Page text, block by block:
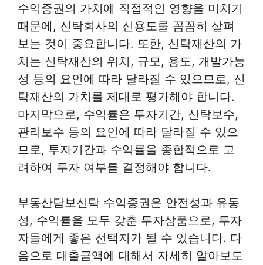
수익증권의 가치에 직접적인 영향을 미치기
때문에, 신탁회사의 신용도를 꼼꼼히 살펴
보는 것이 중요합니다. 또한, 신탁재산의 가
치는 신탁재산의 위치, 규모, 용도, 개발가능
성 등의 요인에 따라 달라질 수 있으므로, 신
탁재산의 가치를 제대로 평가해야 합니다.
마지막으로, 수익률은 투자기간, 신탁보수,
관리보수 등의 요인에 따라 달라질 수 있으
므로, 투자기간과 수익률을 종합적으로 고
려하여 투자 여부를 결정해야 합니다.
부동산담보신탁 수익증권은 안전성과 유동
성, 수익률을 모두 갖춘 투자상품으로, 투자
자들에게 좋은 선택지가 될 수 있습니다. 다
음으로 대출금액에 대해서 자세히 알아보도